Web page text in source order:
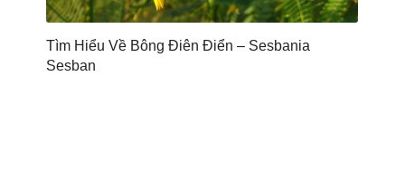
Tìm Hiểu Về Bông Điên Điển – Sesbania
Sesban